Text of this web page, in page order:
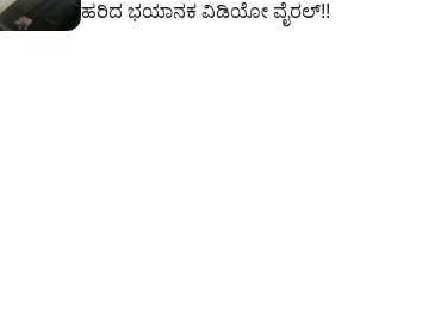
ಹರಿದ ಭಯಾನಕ ವಿಡಿಯೋ ವೈರಲ್!!